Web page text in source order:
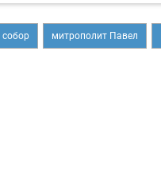
митрополит Павел